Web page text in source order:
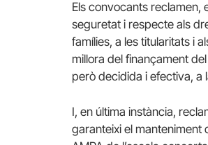
Els convocants reclamen,
seguretat i respecte als
famílies, a les titularitats i
millora del finançament
però decidida i efectiva, a
I, en última instància,
garanteixi el manteniment